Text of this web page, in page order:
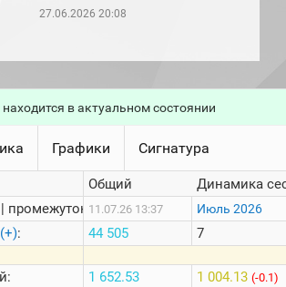
27.06.2026 20:08
в актуальном состоянии
Графики Сигнатура
промежуток:
(+):
Общий
11.07.26 13:37
44 505
1 652.53
Динамика
Июль 2026
7
1 004.13 (-0.1)